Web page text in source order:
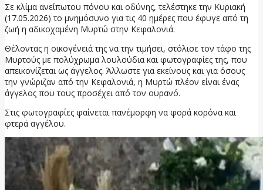
Σε κλίμα ανείπωτου πόνου και οδύνης, τελέστηκε την Κυριακή
(17.05.2026) το μνημόσυνο για τις 40 ημέρες που έφυγε από τη
ζωή η αδικοχαμένη Μυρτώ στην Κεφαλονιά.
Θέλοντας η οικογένειά της να την τιμήσει, στόλισε τον τάφο της
Μυρτούς με πολύχρωμα λουλούδια και φωτογραφίες της, που
απεικονίζεται ως άγγελος. Άλλωστε για εκείνους και για όσους
την γνώριζαν από την Κεφαλονιά, η Μυρτώ πλέον είναι ένας
άγγελος που τους προσέχει από τον ουρανό.
Στις φωτογραφίες φαίνεται πανέμορφη να φορά κορόνα και
φτερά αγγέλου.